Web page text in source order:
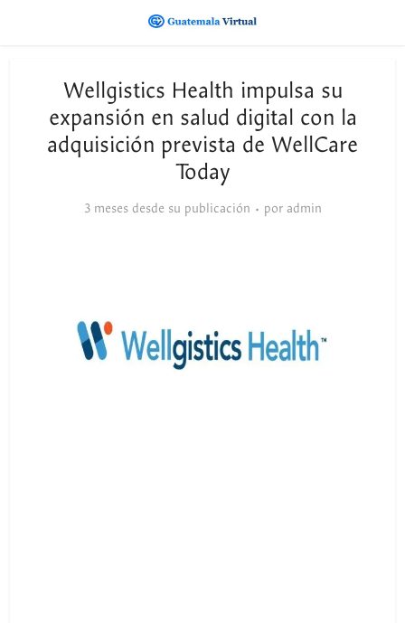
Wellgistics Health impulsa su
expansión en salud digital con la
adquisición prevista de WellCare
Today
3 meses desde su publicación por admin